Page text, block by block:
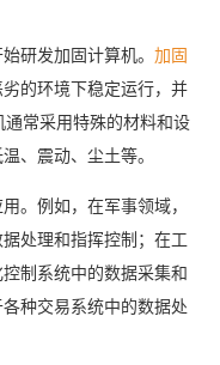
发加固计算机。 加固
的环境下稳定运行，并
常采用特殊的材料和设
、震动、尘土等。
例如，在军事领域，
处理和指挥控制；在工
制系统中的数据采集和
种交易系统中的数据处